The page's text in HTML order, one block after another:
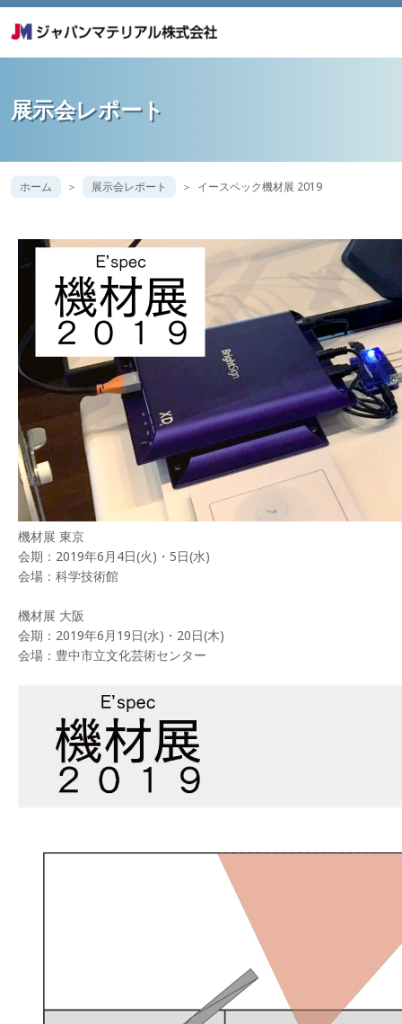
展示会レポート
ホーム 展示会レポート イースペック機材展 2019
機材展 東京
会期：2019年6月4日(火)・5日(水)
会場：科学技術館
機材展 大阪
会期：2019年6月19日(水)・20日(木)
会場：豊中市立文化芸術センター